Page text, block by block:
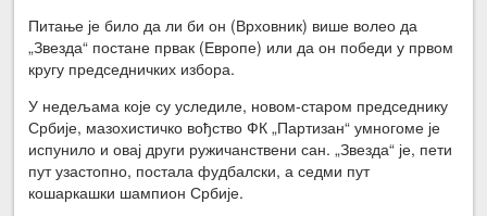
Питање је било да ли би он (Врховник) више волео да
„Звезда“ постане првак (Европе) или да он победи у првом
кругу председничких избора.
У недељама које су уследиле, новом-старом председнику
Србије, мазохистичко вођство ФК „Партизан“ умногоме је
испунило и овај други ружичанствени сан. „Звезда“ је, пети
пут узастопно, постала фудбалски, а седми пут
кошаркашки шампион Србије.